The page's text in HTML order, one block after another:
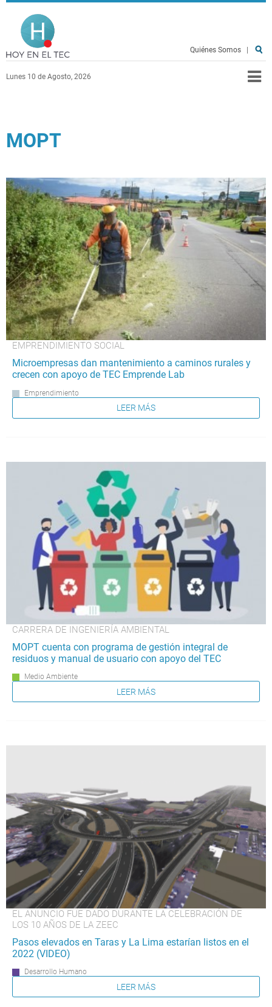
Pasar al contenido principal
Lunes 10 de Agosto, 2026
Quiénes Somos
MOPT
EMPRENDIMIENTO SOCIAL
Microempresas dan mantenimiento a caminos rurales y
crecen con apoyo de TEC Emprende Lab
Emprendimiento
LEER MÁS
CARRERA DE INGENIERÍA AMBIENTAL
MOPT cuenta con programa de gestión integral de
residuos y manual de usuario con apoyo del TEC
Medio Ambiente
LEER MÁS
EL ANUNCIO FUE DADO DURANTE LA CELEBRACIÓN DE
LOS 10 AÑOS DE LA ZEEC
Pasos elevados en Taras y La Lima estarían listos en el
2022 (VIDEO)
Desarrollo Humano
LEER MÁS